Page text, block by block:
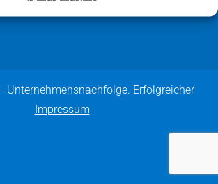
- Unternehmens­nachfolge. Erfolgreicher
Impres­sum